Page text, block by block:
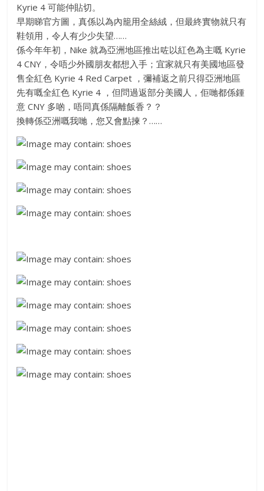
Kyrie 4 可能仲貼切。
早期睇官方圖，真係以為內籠用全絲絨，但最終實物就只有
鞋領用，令人有少少失望……
係今年年初，Nike 就為亞洲地區推出咗以紅色為主嘅 Kyrie
4 CNY，令唔少外國朋友都想入手；宜家就只有美國地區發
售全紅色 Kyrie 4 Red Carpet ，彌補返之前只得亞洲地區
先有嘅全紅色 Kyrie 4 ，但問過返部分美國人，佢哋都係鍾
意 CNY 多啲，唔同真係隔離飯香？？
換轉係亞洲嘅我哋，您又會點揀？……